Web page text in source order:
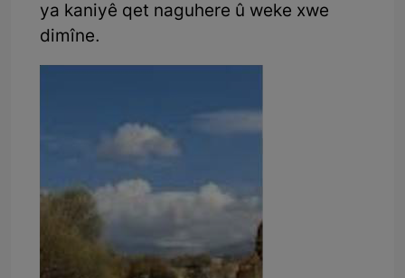
ya kaniyê qet naguhere û weke xwe
dimîne.